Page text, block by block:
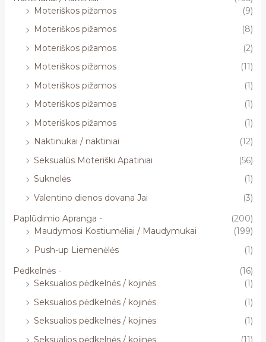
Moteriškos pižamos
(9)
Moteriškos pižamos
(8)
Moteriškos pižamos
(2)
Moteriškos pižamos
(11)
Moteriškos pižamos
(1)
Moteriškos pižamos
(1)
Moteriškos pižamos
(1)
Naktinukai / naktiniai
(12)
Seksualūs Moteriški Apatiniai
(56)
Suknelės
(1)
Valentino dienos dovana Jai
(3)
Paplūdimio Apranga -
(200)
Maudymosi Kostiumėliai / Maudymukai
(199)
Push-up Liemenėlės
(1)
Pėdkelnės -
(16)
Seksualios pėdkelnės / kojinės
(1)
Seksualios pėdkelnės / kojinės
(1)
Seksualios pėdkelnės / kojinės
(1)
Seksualios pėdkelnės / kojinės
(11)